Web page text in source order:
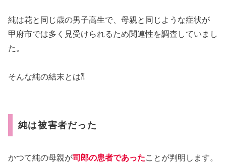
純は花と同じ歳の男子高生で、母親と同じような症状が
甲府市では多く見受けられるため関連性を調査していまし
た。
そんな純の結末とは⁈
純は被害者だった
かつて純の母親が司郎の患者であったことが判明します。